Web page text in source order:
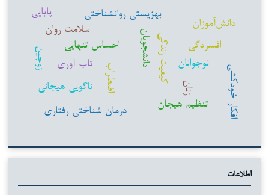
اضطراب
دانشجویانکیفیت زندگی نوجوانان
افسردگی
بهزیستی روانشناختی
دانش‌آموزان
زنان
تنظیم هیجان
درمان شناختی رفتاری
ناگویی هیجانی
احساس تنهایی
زوجین
افکار خودکشی
تاب آوری
سلامت روان
پایایی
اطلاعات